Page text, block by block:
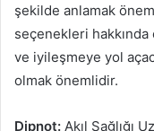
şekilde anlamak
seçenekleri
ve iyileşmeye yol
olmak önemlidir.
Dipnot: Akıl Sağlığı